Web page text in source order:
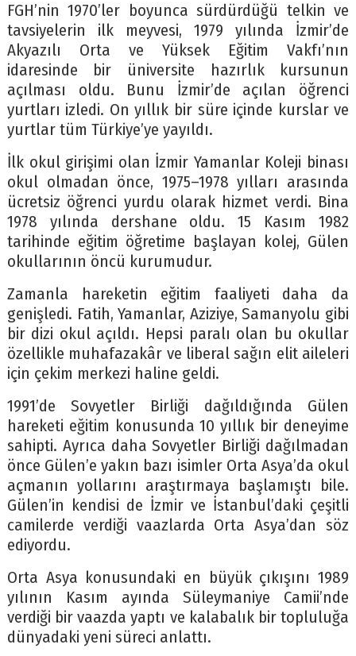
FGH’nin 1970’ler boyunca sürdürdüğü telkin ve
tavsiyelerin ilk meyvesi, 1979 yılında İzmir’de
Akyazılı Orta ve Yüksek Eğitim Vakfı’nın
idaresinde bir üniversite hazırlık kursunun
açılması oldu. Bunu İzmir’de açılan öğrenci
yurtları izledi. On yıllık bir süre içinde kurslar ve
yurtlar tüm Türkiye’ye yayıldı.
İlk okul girişimi olan İzmir Yamanlar Koleji binası
okul olmadan önce, 1975–1978 yılları arasında
ücretsiz öğrenci yurdu olarak hizmet verdi. Bina
1978 yılında dershane oldu. 15 Kasım 1982
tarihinde eğitim öğretime başlayan kolej, Gülen
okullarının öncü kurumudur.
Zamanla hareketin eğitim faaliyeti daha da
genişledi. Fatih, Yamanlar, Aziziye, Samanyolu gibi
bir dizi okul açıldı. Hepsi paralı olan bu okullar
özellikle muhafazakâr ve liberal sağın elit aileleri
için çekim merkezi haline geldi.
1991’de Sovyetler Birliği dağıldığında Gülen
hareketi eğitim konusunda 10 yıllık bir deneyime
sahipti. Ayrıca daha Sovyetler Birliği dağılmadan
önce Gülen’e yakın bazı isimler Orta Asya’da okul
açmanın yollarını araştırmaya başlamıştı bile.
Gülen’in kendisi de İzmir ve İstanbul’daki çeşitli
camilerde verdiği vaazlarda Orta Asya’dan söz
ediyordu.
Orta Asya konusundaki en büyük çıkışını 1989
yılının Kasım ayında Süleymaniye Camii’nde
verdiği bir vaazda yaptı ve kalabalık bir topluluğa
dünyadaki yeni süreci anlattı.